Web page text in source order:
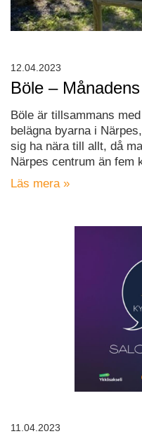
Böle –
Böle är tillsammans
belägna byarna i
sig ha nära till allt, då
Närpes centrum än fem
Läs mera »
12.04.2023
11.04.2023